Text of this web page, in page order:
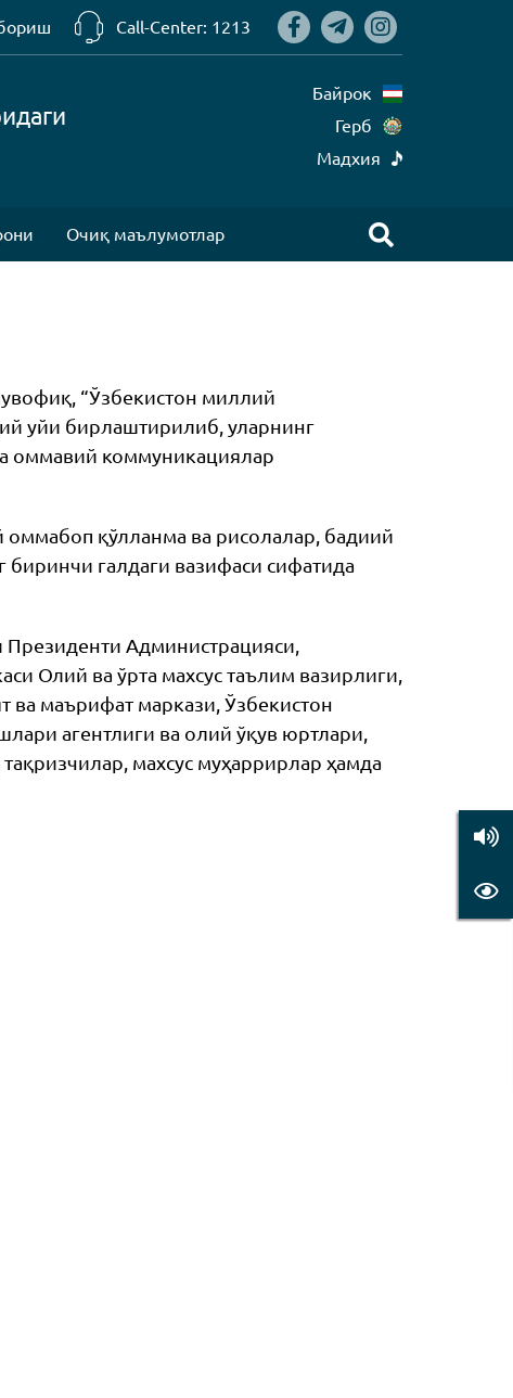
Call-Center: 1213
Байрок
Герб
Mадхия
Очиқ маълумотлар
“Ўзбекистон миллий
уйи бирлаштирилиб, уларнинг
оммавий коммуникациялар
оммабоп қўлланма ва рисолалар, бадиий
галдаги вазифаси сифатида
Администрацияси,
Олий ва ўрта махсус таълим вазирлиги,
ва маърифат маркази, Ўзбекистон
агентлиги ва олий ўқув юртлари,
махсус муҳаррирлар ҳамда